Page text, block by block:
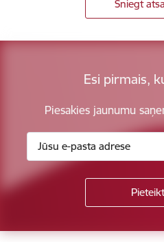
Sniegt
Esi pirmais,
Piesakies jaunumu